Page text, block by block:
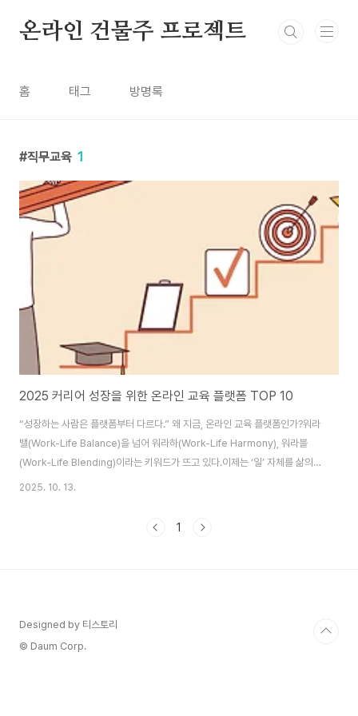
온라인 건물주 프로젝트
홈 태그 방명록
직무교육 1
2025 커리어 성장을 위한 온라인 교육 플랫폼 TOP 10
“성장하는 사람은 플랫폼부터 다르다.” 왜 지금, 온라인 교육 플랫폼인가?워라
밸(Work-Life Balance)을 넘어 워라하(Work-Life Harmony), 워라블
(Work-Life Blending)이라는 키워드가 뜨고 있다.이제는 ‘일’ 자체를 삶의
일부로 즐기기 위한 방법을 고민하는 시대다.하지만, ‘일을 즐기기 위해선’ 결국
육 플랫폼은 직장인, 프리랜서, 이직 준비생에게 필수 도구로 자리잡았다. 선정
2025. 10. 13.
1
Designed by 티스토리
© Daum Corp.